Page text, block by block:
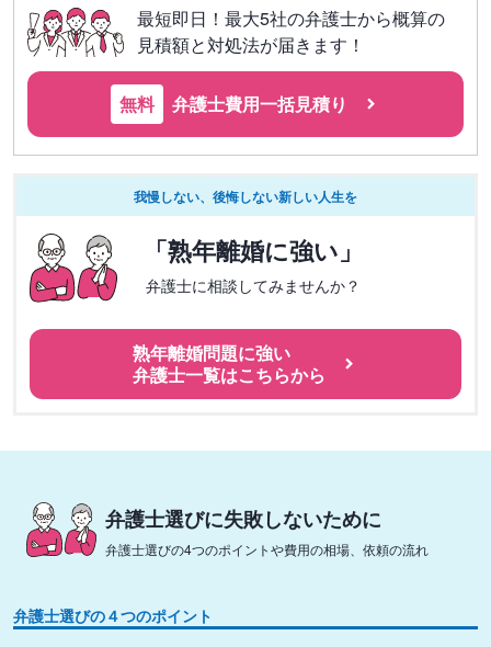
最短即日！最大5社の弁護士から概算の
見積額と対処法が届きます！
無料 弁護士費用一括見積り
我慢しない、後悔しない新しい人生を
「熟年離婚に強い」
弁護士に相談してみませんか？
熟年離婚問題に強い
弁護士一覧はこちらから
弁護士選びに失敗しないために
弁護士選びの4つのポイントや費用の相場、依頼の流れ
弁護士選びの４つのポイント